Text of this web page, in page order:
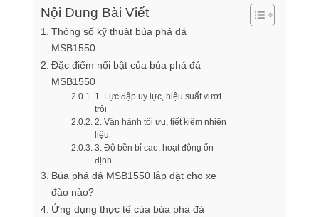
Nội Dung Bài Viết
Thông số kỹ thuật búa phá đá
MSB1550
Đặc điểm nổi bật của búa phá đá
MSB1550
1. Lực đập uy lực, hiệu suất vượt
trội
2. Vận hành tối ưu, tiết kiệm nhiên
liệu
3. Độ bền bỉ cao, hoạt động ổn
định
Búa phá đá MSB1550 lắp đặt cho xe
đào nào?
Ứng dụng thực tế của búa phá đá